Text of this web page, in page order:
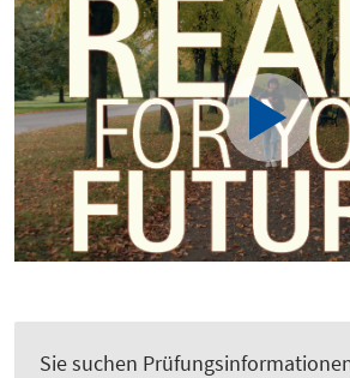
Sie suchen